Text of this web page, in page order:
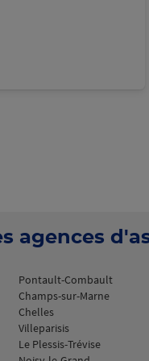
BRIAND
agences
Pontault-Combault
Champs-sur-Marne
Chelles
Villeparisis
Le Plessis-Trévise